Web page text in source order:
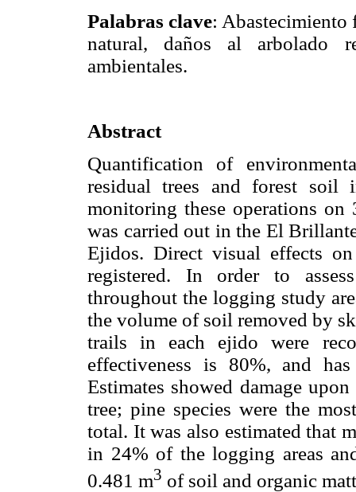
Palabras clave: Abastecimiento
natural, daños al arbolado
ambientales.
Abstract
Quantification of
residual trees and forest
monitoring these operations on
was carried out in the El
Ejidos. Direct visual effects
registered. In order to
throughout the logging study
the volume of soil removed by
trails in each ejido were
effectiveness is 80%, and
Estimates showed damage
tree; pine species were the
total. It was also estimated that
in 24% of the logging areas
0.481 m3 of soil and organic